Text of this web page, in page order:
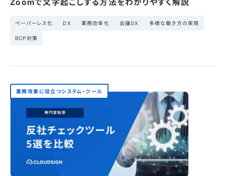
Zoomで文字起こしする方法をわかりやすく解説
ペーパーレス化 DX 業務効率化 会議DX 多様な働き方の実現
BCP対策
業務改善に役立つシステム・ツール